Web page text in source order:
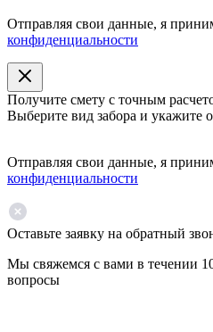
Отправляя свои данные, я
конфиденциальности
Получите смету с точным
Выберите вид забора и укажите
Отправляя свои данные, я
конфиденциальности
Оставьте заявку на обратный
Мы свяжемся с вами в течении
вопросы